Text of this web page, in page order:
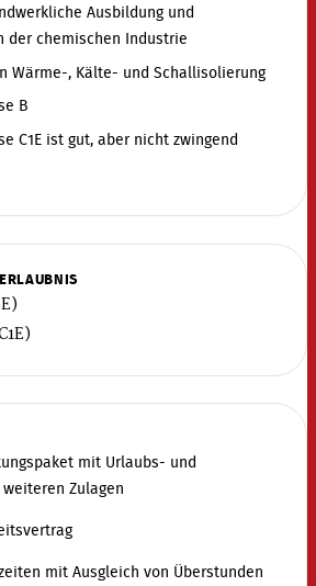
Ausbildung und
der chemischen Industrie
Wärme-, Kälte- und Schallisolierung
B
C1E ist gut, aber nicht zwingend
mit Urlaubs- und
Zulagen
mit Ausgleich von Überstunden